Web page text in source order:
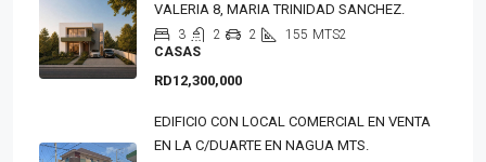
VALERIA 8, MARIA TRINIDAD SANCHEZ.
3 2 2 155 MTS2
CASAS
RD12,300,000
EDIFICIO CON LOCAL COMERCIAL EN VENTA
EN LA C/DUARTE EN NAGUA MTS.